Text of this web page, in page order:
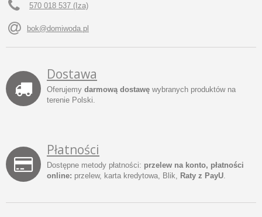
570 018 537 (Iza)
bok@domiwoda.pl
Dostawa
Oferujemy darmową dostawę wybranych produktów na
terenie Polski.
Płatności
Dostępne metody płatności: przelew na konto, płatności
online: przelew, karta kredytowa, Blik, Raty z PayU